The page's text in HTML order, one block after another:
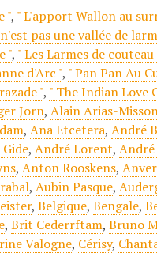
", " L'apport Wallon au
pas une vallée de
", " Les Larmes de couteau
d'Arc ", " Pan Pan Au
", " The Indian Love
Jorn,Alain Arias-
,Ana Etcetera,André
,André Lorent,
,Anton Rooskens,
,Aubin Pasque,
,Belgique,Bengale,
,Brit Cederrftam,Bruno
Valogne, Cérisy,